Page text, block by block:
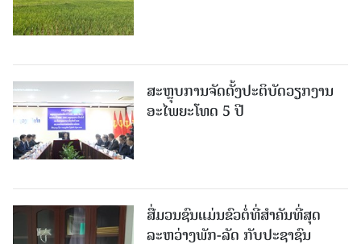
ສະຫຼຸບການຈັດຕັ້ງປະຕິບັດວຽກງານ
ອະໄພຍະໂທດ 5 ປີ
ສື່ມວນຊົນແມ່ນຂົວຕໍ່ທີ່ສໍາຄັນທີ່ສຸດ
ລະຫວ່າງພັກ-ລັດ ກັບປະຊາຊົນ